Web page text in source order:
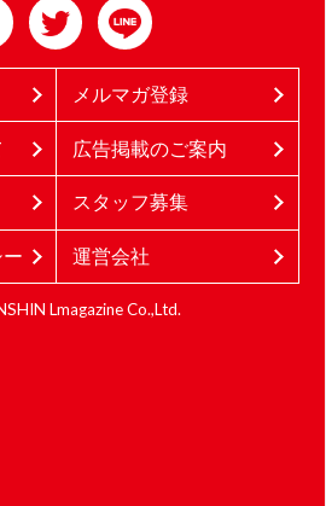
メルマガ登録
広告掲載のご案内
スタッフ募集
運営会社
Lmagazine Co.,Ltd.